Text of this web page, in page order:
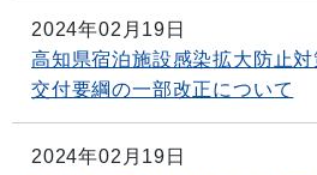
2024年02月19日
高知県宿泊施設感染拡大防止
交付要綱の一部改正について
2024年02月19日